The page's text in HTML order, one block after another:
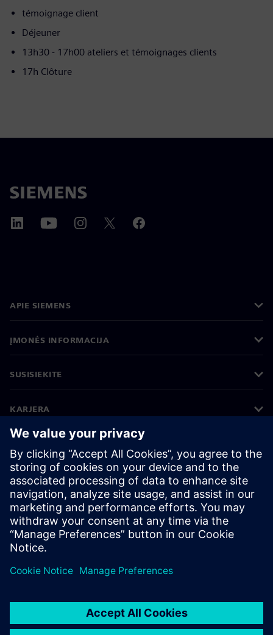
témoignage client
Déjeuner
13h30 - 17h00 ateliers et témoignages clients
17h Clôture
APIE SIEMENS
ĮMONĖS INFORMACIJA
SUSISIEKITE
KARJERA
©Siemens 2026
Įmonės informacija
Privatumo pranešimas
Pranešimas apie slapukus
Naudojimosi sąlygos
Skaitmeninis ID